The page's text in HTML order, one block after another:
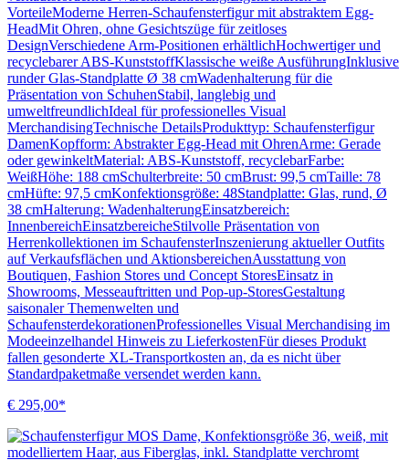
VorteileModerne Herren-Schaufensterfigur mit abstraktem Egg-
HeadMit Ohren, ohne Gesichtszüge für zeitloses
DesignVerschiedene Arm-Positionen erhältlichHochwertiger und
recyclebarer ABS-KunststoffKlassische weiße AusführungInklusive
runder Glas-Standplatte Ø 38 cmWadenhalterung für die
Präsentation von SchuhenStabil, langlebig und
umweltfreundlichIdeal für professionelles Visual
MerchandisingTechnische DetailsProdukttyp: Schaufensterfigur
DamenKopfform: Abstrakter Egg-Head mit OhrenArme: Gerade
oder gewinkeltMaterial: ABS-Kunststoff, recyclebarFarbe:
WeißHöhe: 188 cmSchulterbreite: 50 cmBrust: 99,5 cmTaille: 78
cmHüfte: 97,5 cmKonfektionsgröße: 48Standplatte: Glas, rund, Ø
38 cmHalterung: WadenhalterungEinsatzbereich:
InnenbereichEinsatzbereicheStilvolle Präsentation von
Herrenkollektionen im SchaufensterInszenierung aktueller Outfits
auf Verkaufsflächen und AktionsbereichenAusstattung von
Boutiquen, Fashion Stores und Concept StoresEinsatz in
Showrooms, Messeauftritten und Pop-up-StoresGestaltung
saisonaler Themenwelten und
SchaufensterdekorationenProfessionelles Visual Merchandising im
Modeeinzelhandel Hinweis zu LieferkostenFür dieses Produkt
fallen gesonderte XL-Transportkosten an, da es nicht über
Standardpaketmaße versendet werden kann.
€ 295,00*